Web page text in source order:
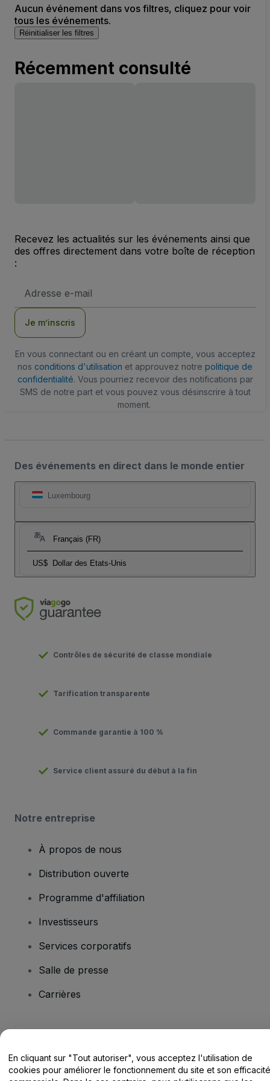
Aucun événement dans vos filtres, cliquez pour voir
tous les événements.
Réinitialiser les filtres
Récemment consulté
Recevez les actualités sur les événements ainsi que
des offres directement dans votre boîte de réception
:
e-
Je m’inscris
En vous connectant ou en créant un compte, vous acceptez
nos conditions d'utilisation et approuvez notre politique de
confidentialité. Vous pourriez recevoir des notifications par
SMS de notre part et vous pouvez vous désinscrire à tout
moment.
Des événements en direct dans le monde entier
Luxembourg
Français (FR)
US$ Dollar des Etats-Unis
Contrôles de sécurité de classe mondiale
Tarification transparente
Commande garantie à 100 %
Service client assuré du début à la fin
Notre entreprise
À propos de nous
Distribution ouverte
Programme d'affiliation
Investisseurs
Services corporatifs
Salle de presse
Carrières
Centre d'assistance / Nous contacter
En cliquant sur "Tout autoriser", vous acceptez l'utilisation de
cookies pour améliorer le fonctionnement du site et son efficacité